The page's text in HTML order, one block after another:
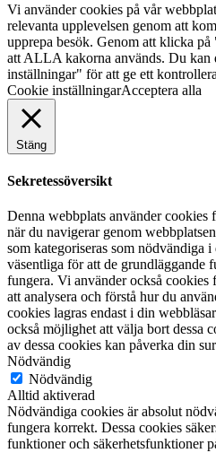
Vi använder cookies på vår
relevanta upplevelsen genom att
upprepa besök. Genom att klicka
att ALLA kakorna används. Du kan
inställningar" för att ge ett
Cookie inställningarAcceptera alla
Stäng
Sekretessöversikt
Denna webbplats använder cookies
när du navigerar genom
som kategoriseras som nödvändiga
väsentliga för att de grundläggande
fungera. Vi använder också cookies
att analysera och förstå hur du
cookies lagras endast i din
också möjlighet att välja bort dessa
av dessa cookies kan påverka din
Nödvändig
Nödvändig
Alltid aktiverad
Nödvändiga cookies är absolut
fungera korrekt. Dessa cookies
funktioner och säkerhetsfunktioner